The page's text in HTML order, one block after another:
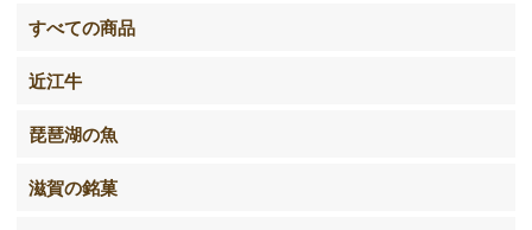
すべての商品
近江牛
琵琶湖の魚
滋賀の銘菓